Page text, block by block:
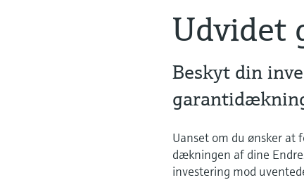
Udvidet
Beskyt din
Uanset om du ønsker at
dækningen af dine
investering mod